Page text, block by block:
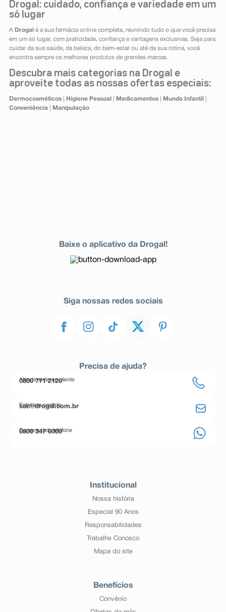
Drogal: cuidado, confiança e variedade em um
só lugar
A Drogal é a sua farmácia online completa, reunindo tudo o que você precisa
em um só lugar, com praticidade, confiança e vantagens exclusivas. Seja para
cuidar da sua saúde, da beleza, do bem-estar ou até da sua rotina, você
encontra sempre os melhores produtos de grandes marcas.
Descubra mais categorias na Drogal e
aproveite todas as nossas ofertas especiais:
Dermocosméticos| Higiene Pessoal Medicamentos| Mundo Infantil
Conveniência| Manipulação
Baixe o aplicativo da Drogal!
Siga nossas redes sociais
Precisa de ajuda?
Atendimento ao cliente
0800 771 2120
Entre em contato
sac@drogal.com.br
Compre pelo telefone
0800 347 0000
Institucional
Nossa história
Especial 90 Anos
Responsabilidades
Trabalhe Conosco
Mapa do site
Benefícios
Convênio